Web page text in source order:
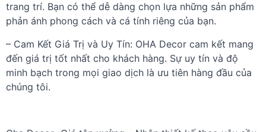
trang trí. Bạn có thể dễ dàng chọn lựa những sản phẩm
phản ánh phong cách và cá tính riêng của bạn.
– Cam Kết Giá Trị và Uy Tín: OHA Decor cam kết mang
đến giá trị tốt nhất cho khách hàng. Sự uy tín và độ
minh bạch trong mọi giao dịch là ưu tiên hàng đầu của
chúng tôi.